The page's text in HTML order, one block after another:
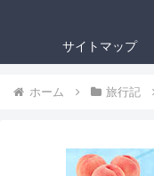
サイトマップ
ホーム 旅行記